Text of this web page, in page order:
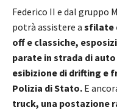
Federico II e dal gruppo
potrà assistere a sfilate
off e classiche,
parate in strada di
esibizione di drifting e
Polizia di Stato. E
truck, una postazione